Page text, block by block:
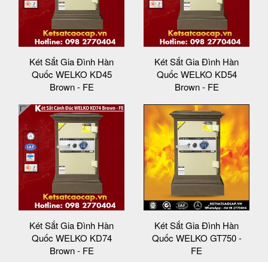
Két Sắt Gia Đình Hàn
Quốc WELKO KD45
Brown - FE
Két Sắt Gia Đình Hàn
Quốc WELKO KD54
Brown - FE
Két Sắt Gia Đình Hàn
Quốc WELKO KD74
Brown - FE
Két Sắt Gia Đình Hàn
Quốc WELKO GT750 -
FE